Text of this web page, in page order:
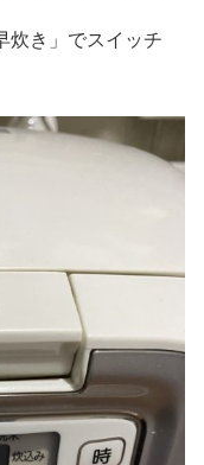
炊き」でスイッチ